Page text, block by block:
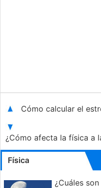
Cómo calcular el
¿Cómo afecta la física a
Física
¿Cuáles